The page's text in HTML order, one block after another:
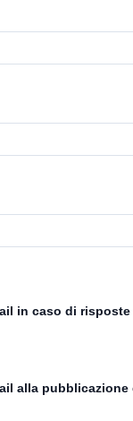
in caso di
alla